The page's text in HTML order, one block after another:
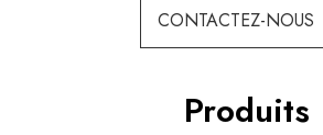
CONTACTEZ-NOUS
Produits